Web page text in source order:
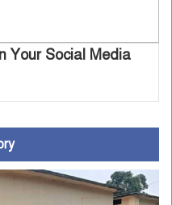
Your Social Media